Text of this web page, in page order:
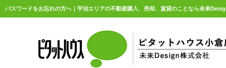
パスワードをお忘れの方へ｜宇治エリアの不動産購入、売却、賃貸のことなら未来